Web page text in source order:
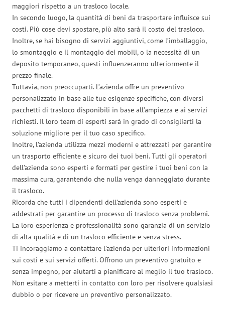
maggiori rispetto a un trasloco locale.
In secondo luogo, la quantità di beni da trasportare influisce sui
costi. Più cose devi spostare, più alto sarà il costo del trasloco.
Inoltre, se hai bisogno di servizi aggiuntivi, come l’imballaggio,
lo smontaggio e il montaggio dei mobili, o la necessità di un
deposito temporaneo, questi influenzeranno ulteriormente il
prezzo finale.
Tuttavia, non preoccuparti. L’azienda offre un preventivo
personalizzato in base alle tue esigenze specifiche, con diversi
pacchetti di trasloco disponibili in base all’ampiezza e ai servizi
richiesti. Il loro team di esperti sarà in grado di consigliarti la
soluzione migliore per il tuo caso specifico.
Inoltre, l’azienda utilizza mezzi moderni e attrezzati per garantire
un trasporto efficiente e sicuro dei tuoi beni. Tutti gli operatori
dell’azienda sono esperti e formati per gestire i tuoi beni con la
massima cura, garantendo che nulla venga danneggiato durante
il trasloco.
Ricorda che tutti i dipendenti dell’azienda sono esperti e
addestrati per garantire un processo di trasloco senza problemi.
La loro esperienza e professionalità sono garanzia di un servizio
di alta qualità e di un trasloco efficiente e senza stress.
Ti incoraggiamo a contattare l’azienda per ulteriori informazioni
sui costi e sui servizi offerti. Offrono un preventivo gratuito e
senza impegno, per aiutarti a pianificare al meglio il tuo trasloco.
Non esitare a metterti in contatto con loro per risolvere qualsiasi
dubbio o per ricevere un preventivo personalizzato.